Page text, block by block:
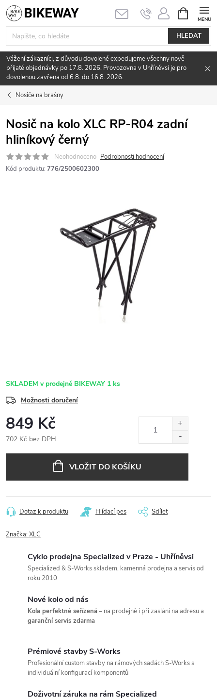
Přejít
na
obsah
HLEDAT
NÁKUPNÍ
KOŠÍK
Vážení zákazníci, z důvodu dovolené expedujeme všechny nově
přijaté objednávky po 17.8. 2026. Provozovna v Uhříněvsi je pro
dovolenou zavřena od 6.8. do 16.8. 2026.
Nosiče na brašny
Nosič na kolo XLC RP-R04 zadní
hliníkový černý
Neohodnoceno Podrobnosti hodnocení
Kód produktu: 776/2500602300
SKLADEM v prodejně BIKEWAY 1 ks
Možnosti doručení
849 Kč
702 Kč bez DPH
VLOŽIT DO KOŠÍKU
Dotaz k produktu Hlídací pes Sdílet
Značka:XLC
Cyklo prodejna Specialized v Praze - Uhříněvsi
Specialized & S-Works skladem, kamenná prodejna a servis od
roku 2010
Nové kolo od nás
Kola perfektně seřízená– na prodejně i při zaslání na adresu a
garanční servis zdarma
Prémiové stavby S-Works
Profesionální custom stavby na rámových sadách S-Works s
individuální konfigurací komponentů
Doživotní záruka na rám Specialized